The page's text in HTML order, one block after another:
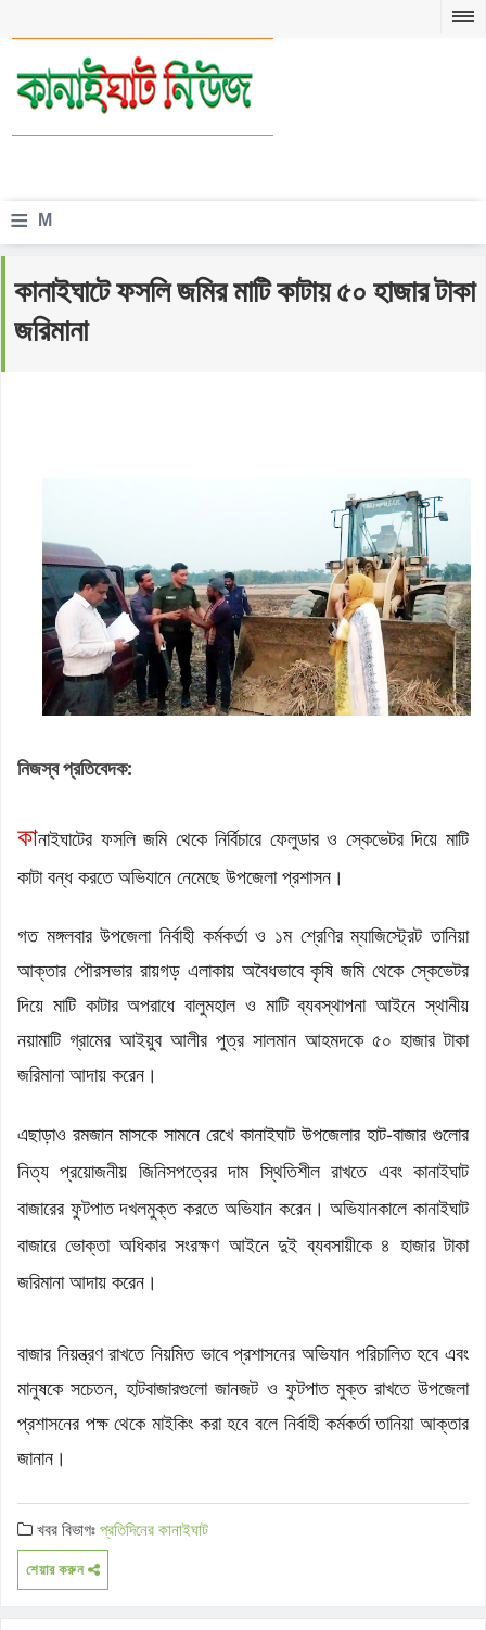
≡ M
n
u
কানাইঘাটে ফসলি জমির মাটি কাটায় ৫০ হাজার টাকা
জরিমানা
নিজস্ব প্রতিবেদক:
কানাইঘাটের ফসলি জমি থেকে নির্বিচারে ফেলুডার ও স্কেভেটর দিয়ে মাটি
কাটা বন্ধ করতে অভিযানে নেমেছে উপজেলা প্রশাসন।
গত মঙ্গলবার উপজেলা নির্বাহী কর্মকর্তা ও ১ম শ্রেণির ম্যাজিস্ট্রেট তানিয়া
আক্তার পৌরসভার রায়গড় এলাকায় অবৈধভাবে কৃষি জমি থেকে স্কেভেটর
দিয়ে মাটি কাটার অপরাধে বালুমহাল ও মাটি ব্যবস্থাপনা আইনে স্থানীয়
নয়ামাটি গ্রামের আইয়ুব আলীর পুত্র সালমান আহমদকে ৫০ হাজার টাকা
জরিমানা আদায় করেন।
এছাড়াও রমজান মাসকে সামনে রেখে কানাইঘাট উপজেলার হাট-বাজার গুলোর
নিত্য প্রয়োজনীয় জিনিসপত্রের দাম স্থিতিশীল রাখতে এবং কানাইঘাট
বাজারের ফুটপাত দখলমুক্ত করতে অভিযান করেন। অভিযানকালে কানাইঘাট
বাজারে ভোক্তা অধিকার সংরক্ষণ আইনে দুই ব্যবসায়ীকে ৪ হাজার টাকা
জরিমানা আদায় করেন।
বাজার নিয়ন্ত্রণ রাখতে নিয়মিত ভাবে প্রশাসনের অভিযান পরিচালিত হবে এবং
মানুষকে সচেতন, হাটবাজারগুলো জানজট ও ফুটপাত মুক্ত রাখতে উপজেলা
প্রশাসনের পক্ষ থেকে মাইকিং করা হবে বলে নির্বাহী কর্মকর্তা তানিয়া আক্তার
জানান।
খবর বিভাগঃপ্রতিদিনের কানাইঘাট
শেয়ার করুন